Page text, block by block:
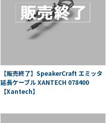
【販売終了】SpeakerCraft エミッタ
延長ケーブル XANTECH 078400
【Xantech】